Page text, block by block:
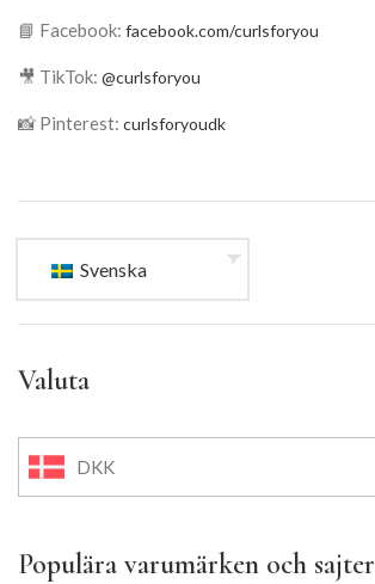
📘 Facebook: facebook.com/curlsforyou
🎥 TikTok: @curlsforyou
📸 Pinterest: curlsforyoudk
Svenska
Valuta
DKK
Populära varumärken och sajter